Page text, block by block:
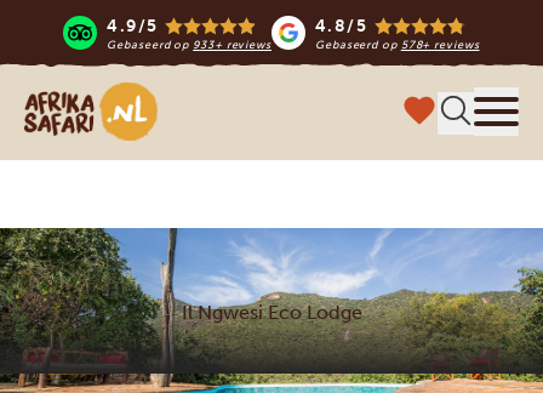
4.9/5
Gebaseerd op 933+ reviews
4.8/5
Gebaseerd op 578+ reviews
Afrika safari
Il Ngwesi Eco Lodge